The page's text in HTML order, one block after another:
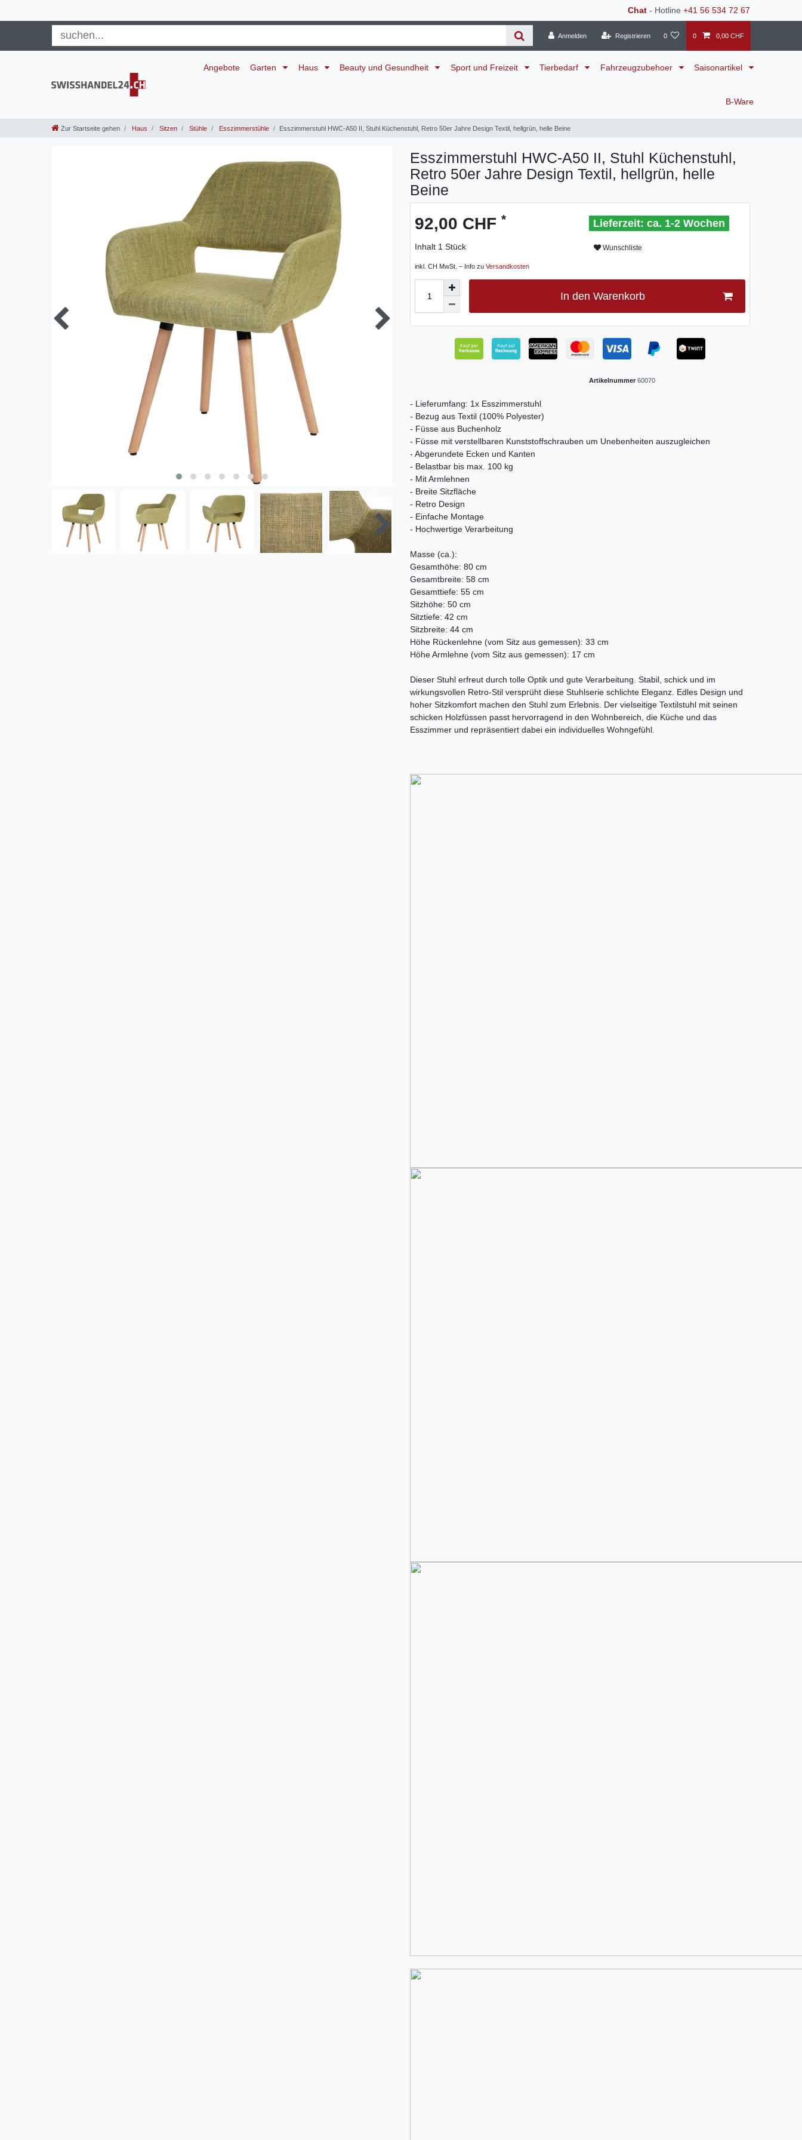
Chat - Hotline +41 56 534 72 67
Anmelden Registrieren 0 0 0,00 CHF
Angebote Garten Haus Beauty und Gesundheit Sport und Freizeit Tierbedarf Fahrzeugzubehoer Saisonartikel
B-Ware
Zur Startseite gehen Haus Sitzen Stühle Esszimmerstühle Esszimmerstuhl HWC-A50 II, Stuhl Küchenstuhl, Retro 50er Jahre Design Textil, hellgrün, helle Beine
Esszimmerstuhl HWC-A50 II, Stuhl Küchenstuhl,
Retro 50er Jahre Design Textil, hellgrün, helle
Beine
92,00 CHF *
Inhalt 1 Stück
inkl. CH MwSt. – Info zu Versandkosten
ca. 1-2 Wochen
Wunschliste
In den Warenkorb
Artikelnummer 60070
- Lieferumfang: 1x Esszimmerstuhl
- Bezug aus Textil (100% Polyester)
- Füsse aus Buchenholz
- Füsse mit verstellbaren Kunststoffschrauben um Unebenheiten auszugleichen
- Abgerundete Ecken und Kanten
- Belastbar bis max. 100 kg
- Mit Armlehnen
- Breite Sitzfläche
- Retro Design
- Einfache Montage
- Hochwertige Verarbeitung
Masse (ca.):
Gesamthöhe: 80 cm
Gesamtbreite: 58 cm
Gesamttiefe: 55 cm
Sitzhöhe: 50 cm
Sitztiefe: 42 cm
Sitzbreite: 44 cm
Höhe Rückenlehne (vom Sitz aus gemessen): 33 cm
Höhe Armlehne (vom Sitz aus gemessen): 17 cm
Dieser Stuhl erfreut durch tolle Optik und gute Verarbeitung. Stabil, schick und im
wirkungsvollen Retro-Stil versprüht diese Stuhlserie schlichte Eleganz. Edles Design und
hoher Sitzkomfort machen den Stuhl zum Erlebnis. Der vielseitige Textilstuhl mit seinen
schicken Holzfüssen passt hervorragend in den Wohnbereich, die Küche und das
Esszimmer und repräsentiert dabei ein individuelles Wohngefühl.